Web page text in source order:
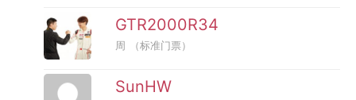
GTR2000R34
周 （标准门票）
SunHW